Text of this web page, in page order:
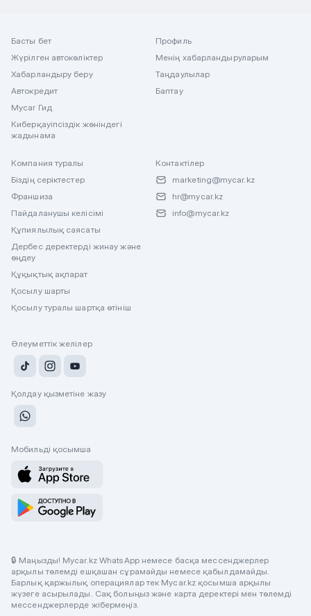
Басты бет
Жүрілген автокөліктер
Хабарландыру беру
Автокредит
Mycar Гид
Киберқауіпсіздік жөніндегі
жадынама
Профиль
Менің хабарландыруларым
Таңдаулылар
Баптау
Компания туралы
Біздің серіктестер
Франшиза
Пайдаланушы келісімі
Құпиялылық саясаты
Дербес деректерді жинау және
өңдеу
Құқықтық ақпарат
Қосылу шарты
Қосылу туралы шартқа өтініш
Контактілер
marketing@mycar.kz
hr@mycar.kz
info@mycar.kz
Әлеуметтік желілер
Қолдау қызметіне жазу
Мобильді қосымша
🔒 Маңызды! Mycar.kz WhatsApp немесе басқа мессенджерлер
арқылы төлемді ешқашан сұрамайды немесе қабылдамайды.
Барлық қаржылық операциялар тек Mycar.kz қосымша арқылы
жүзеге асырылады. Сақ болыңыз және карта деректері мен төлемді
мессенджерлерде жібермеңіз.